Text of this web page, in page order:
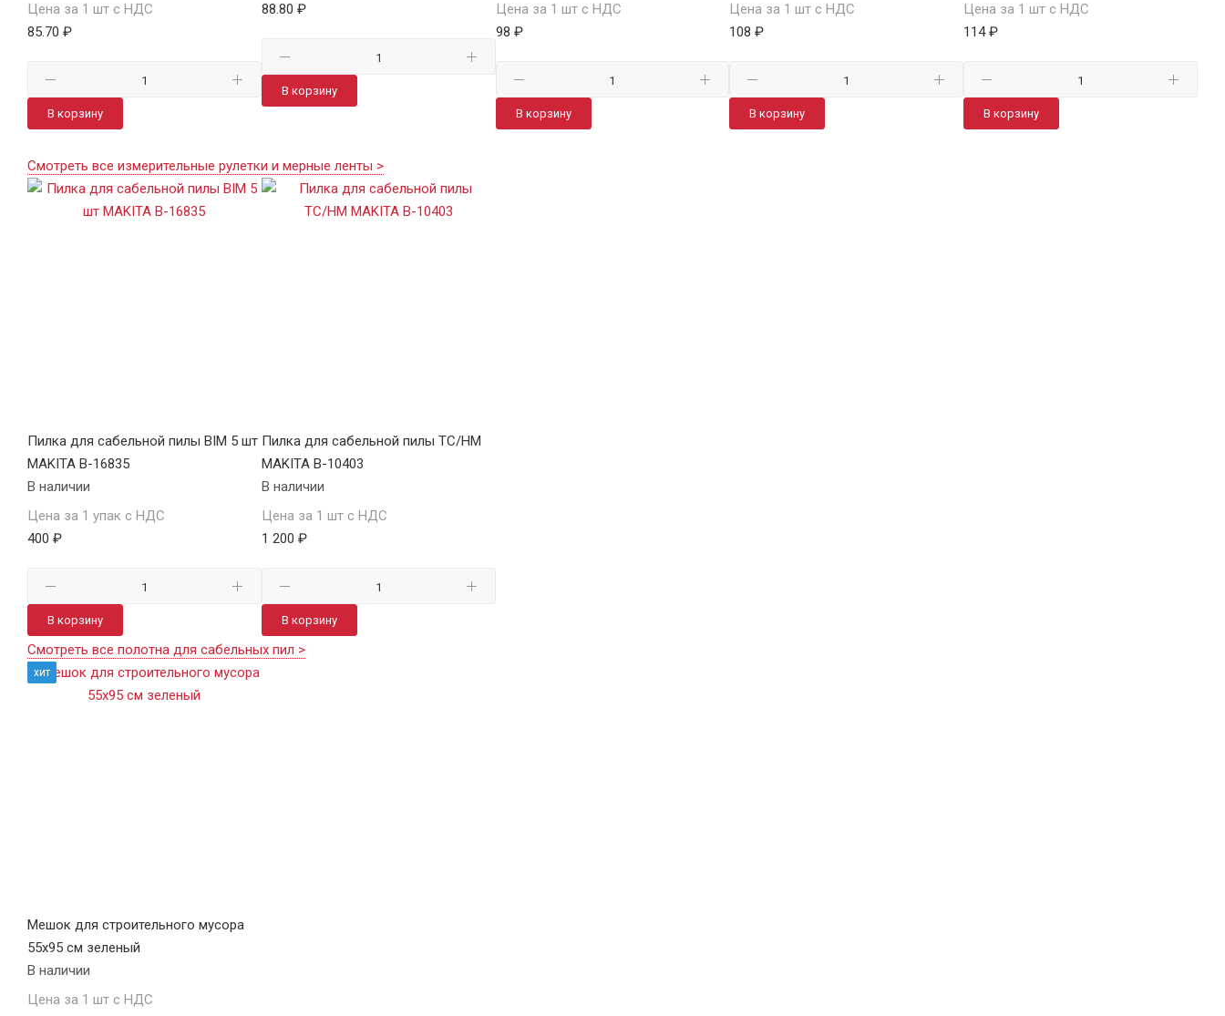
Цена за 1 шт с НДС
85.70 ₽
В корзину
88.80 ₽
В корзину
Цена за 1 шт с НДС
98 ₽
В корзину
Цена за 1 шт с НДС
108 ₽
В корзину
Цена за 1 шт с НДС
114 ₽
В корзину
Смотреть все измерительные рулетки и мерные ленты >
Пилка для сабельной пилы BIM 5 шт
MAKITA B-16835
В наличии
Цена за 1 упак с НДС
400 ₽
В корзину
Пилка для сабельной пилы TC/HM
MAKITA B-10403
В наличии
Цена за 1 шт с НДС
1 200 ₽
В корзину
Смотреть все полотна для сабельных пил >
хит
Мешок для строительного мусора
55х95 см зеленый
В наличии
Цена за 1 шт с НДС